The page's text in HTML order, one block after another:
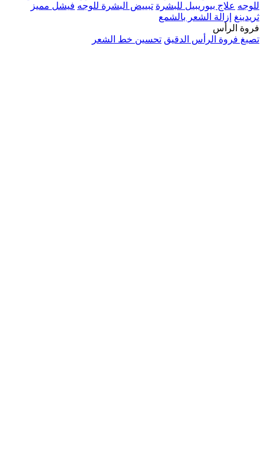
للوجه علاج بيوريبيل للبشرة تبييض البشرة للوجه فيشل مميز
ثريدينغ إزالة الشعر بالشمع
فروة الرأس
تصبغ فروة الرأس الدقيق تحسين خط الشعر